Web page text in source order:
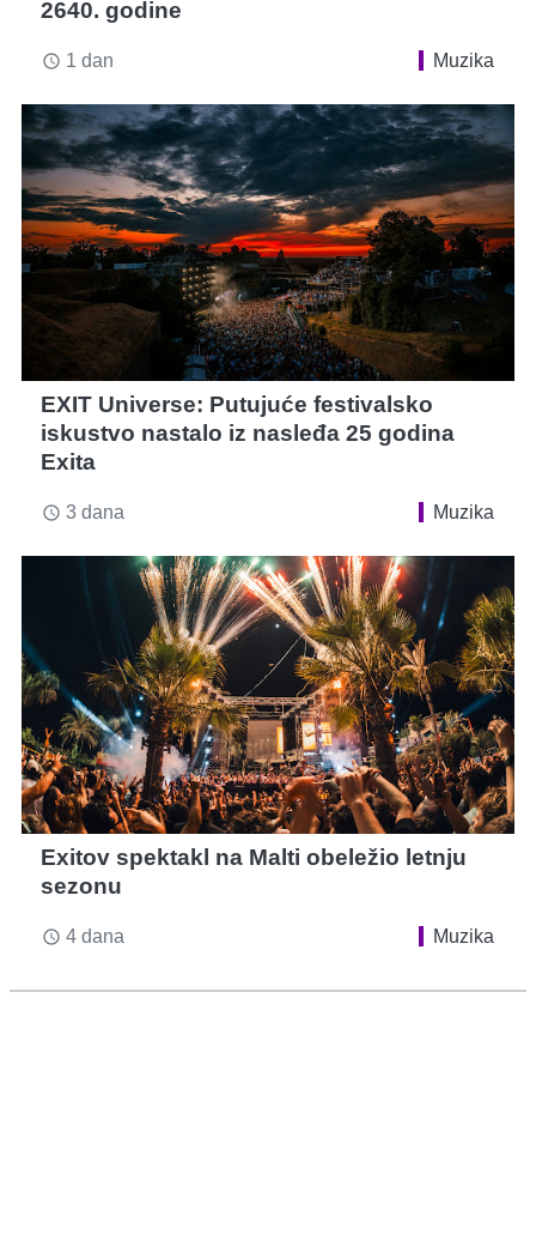
2640. godine
access_time 1 dan Muzika
EXIT Universe: Putujuće festivalsko
iskustvo nastalo iz nasleđa 25 godina
Exita
access_time 3 dana Muzika
Exitov spektakl na Malti obeležio letnju
sezonu
access_time 4 dana Muzika